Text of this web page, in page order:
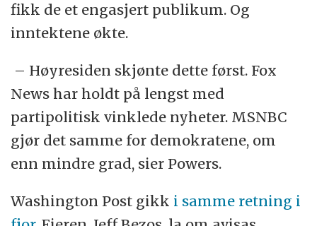
fikk de et engasjert publikum. Og
inntektene økte.
– Høyresiden skjønte dette først. Fox
News har holdt på lengst med
partipolitisk vinklede nyheter. MSNBC
gjør det samme for demokratene, om
enn mindre grad, sier Powers.
Washington Post gikk i samme retning i